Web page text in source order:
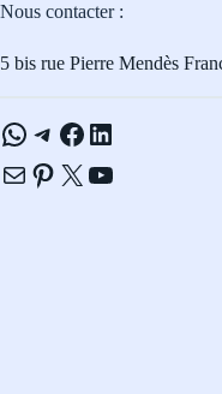
Nous contacter :
5 bis rue Pierre Mendès
WhatsApp
Telegram
Facebook
LinkedIn
E-mailPinterest
X YouTube